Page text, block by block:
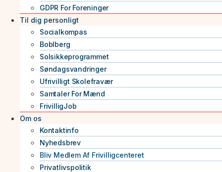
GDPR For Foreninger
Til dig personligt
Socialkompas
Boblberg
Solsikkeprogrammet
Søndagsvandringer
Ufrivilligt Skolefravær
Samtaler For Mænd
FrivilligJob
Om os
Kontaktinfo
Nyhedsbrev
Bliv Medlem Af Frivilligcenteret
Privatlivspolitik